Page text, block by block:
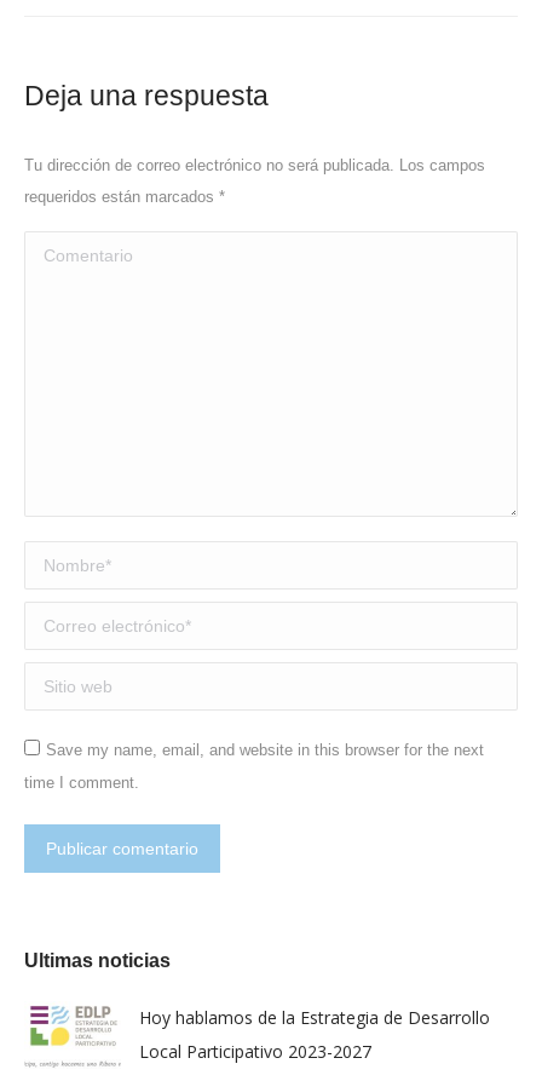
Deja una respuesta
Tu dirección de correo electrónico no será publicada. Los campos
requeridos están marcados *
Comentario
Nombre *
Correo electrónico *
Sitio web
Save my name, email, and website in this browser for the next
time I comment.
Publicar comentario
Ultimas noticias
Hoy hablamos de la Estrategia de Desarrollo
Local Participativo 2023-2027